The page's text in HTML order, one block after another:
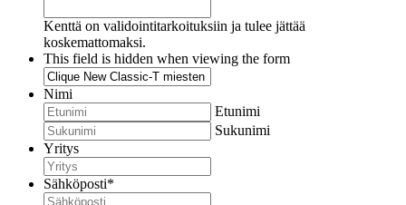
Kenttä on validointitarkoituksiin ja tulee jättää
koskemattomaksi.
This field is hidden when viewing the form
Nimi
Etunimi
Sukunimi
Yritys
Sähköposti*